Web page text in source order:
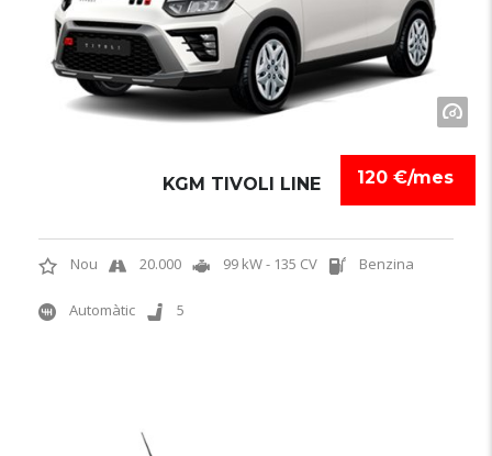
120 €/mes
KGM TIVOLI LINE
Nou 20.000 99 kW - 135 CV Benzina
Automàtic 5